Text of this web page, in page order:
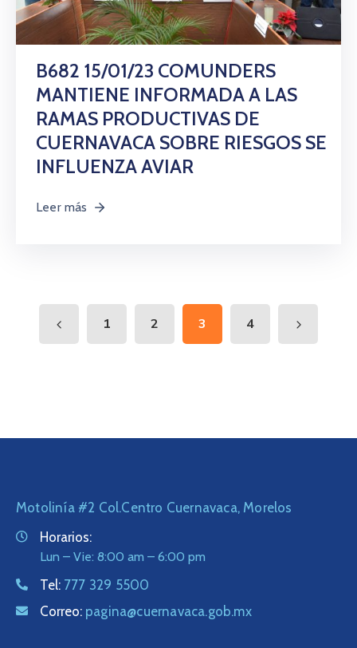
B682 15/01/23 COMUNDERS
MANTIENE INFORMADA A LAS
RAMAS PRODUCTIVAS DE
CUERNAVACA SOBRE RIESGOS SE
INFLUENZA AVIAR
Leer más
1 2 3 4
Motolinía #2 Col.Centro Cuernavaca, Morelos
Horarios:
Lun – Vie: 8:00 am – 6:00 pm
Tel: 777 329 5500
Correo: pagina@cuernavaca.gob.mx